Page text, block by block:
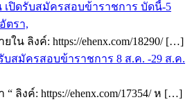
เปิดรับสมัครสอบข้าราชการ บัดนี้-5
ตรา,
ลิงค์: https://ehenx.com/18290/ […]
สมัครสอบข้าราชการ 8 ส.ค. -29 ส.ค.
งค์: https://ehenx.com/17354/ ห […]